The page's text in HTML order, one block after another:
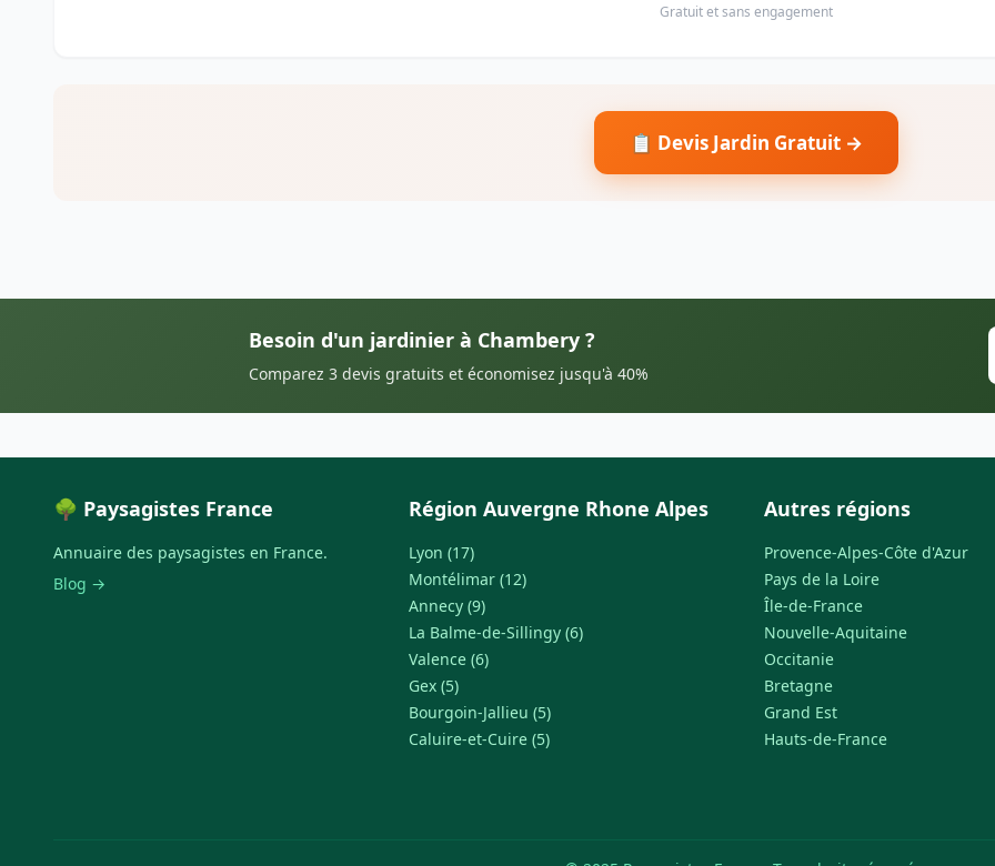
Gratuit et sans engagement
📋 Devis Jardin Gratuit →
Besoin d'un jardinier à Chambery ?
Comparez 3 devis gratuits et économisez jusqu'à 40%
🌳 Paysagistes France
Annuaire des paysagistes en France.
Blog →
Région Auvergne Rhone Alpes
Lyon (17)
Montélimar (12)
Annecy (9)
La Balme-de-Sillingy (6)
Valence (6)
Gex (5)
Bourgoin-Jallieu (5)
Caluire-et-Cuire (5)
Autres régions
Provence-Alpes-Côte d'Azur
Pays de la Loire
Île-de-France
Nouvelle-Aquitaine
Occitanie
Bretagne
Grand Est
Hauts-de-France